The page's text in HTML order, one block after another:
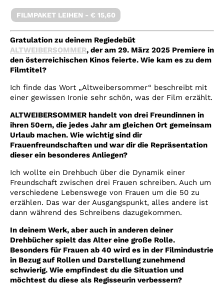
FILMPAKET LEIHEN - € 15,60
Gratulation zu deinem Regiedebüt
ALTWEIBERSOMMER, der am 29. März 2025 Premiere in
den österreichischen Kinos feierte. Wie kam es zu dem
Filmtitel?
Ich finde das Wort „Altweibersommer“ beschreibt mit
einer gewissen Ironie sehr schön, was der Film erzählt.
ALTWEIBERSOMMER handelt von drei Freundinnen in
ihren 50ern, die jedes Jahr am gleichen Ort gemeinsam
Urlaub machen. Wie wichtig sind dir
Frauenfreundschaften und war dir die Repräsentation
dieser ein besonderes Anliegen?
Ich wollte ein Drehbuch über die Dynamik einer
Freundschaft zwischen drei Frauen schreiben. Auch um
verschiedene Lebenswege von Frauen um die 50 zu
erzählen. Das war der Ausgangspunkt, alles andere ist
dann während des Schreibens dazugekommen.
In deinem Werk, aber auch in anderen deiner
Drehbücher spielt das Alter eine große Rolle.
Besonders für Frauen ab 40 wird es in der Filmindustrie
in Bezug auf Rollen und Darstellung zunehmend
schwierig. Wie empfindest du die Situation und
möchtest du diese als Regisseurin verbessern?